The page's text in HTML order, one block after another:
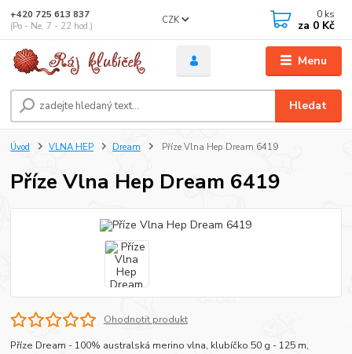
Menu
CZK
Hledat
+420 725 613 837
(Po - Ne, 7 - 22 hod.)
0 ks
za 0 Kč
Úvod VLNA HEP Dream Příze Vlna Hep Dream 6419
Příze Vlna Hep Dream 6419
Ohodnotit produkt
Příze Dream - 100% australská merino vlna, klubíčko 50 g - 125 m,